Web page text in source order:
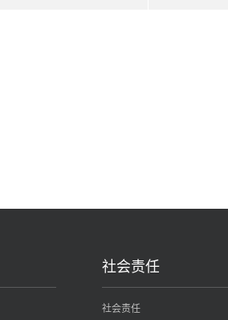
社会责任
社会责任